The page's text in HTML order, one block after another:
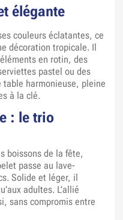
élégante
couleurs éclatantes, ce
décoration tropicale. Il
en rotin, des
pastel ou des
harmonieuse, pleine
à la clé.
: le trio
boissons de la fête,
passe au lave-
Solide et léger, il
adultes. L’allié
sans compromis entre